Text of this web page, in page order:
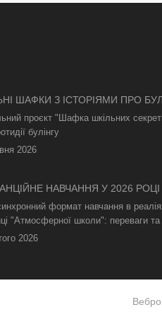
ШАФКИ З ІСТОРІЯМИ ПРО
проєкт "Шафка шкільних
булінгу
2026
НАВЧАННЯ У 2026
ЯК АСИНХРОННИЙ
ПРОЦЕС
формат навчання в
"Атмосферної школи": переваги та
2026